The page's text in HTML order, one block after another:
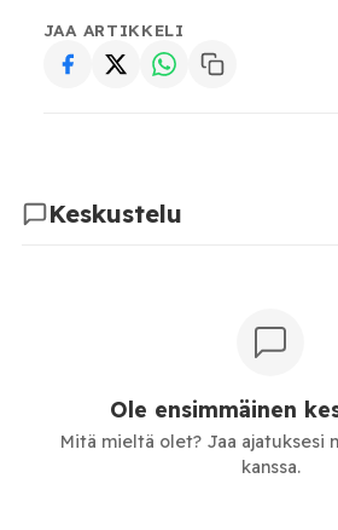
JAA ARTIKKELI
Keskustelu
Ole ensimmäinen
Mitä mieltä olet? Jaa ajatuksesi
kanssa.